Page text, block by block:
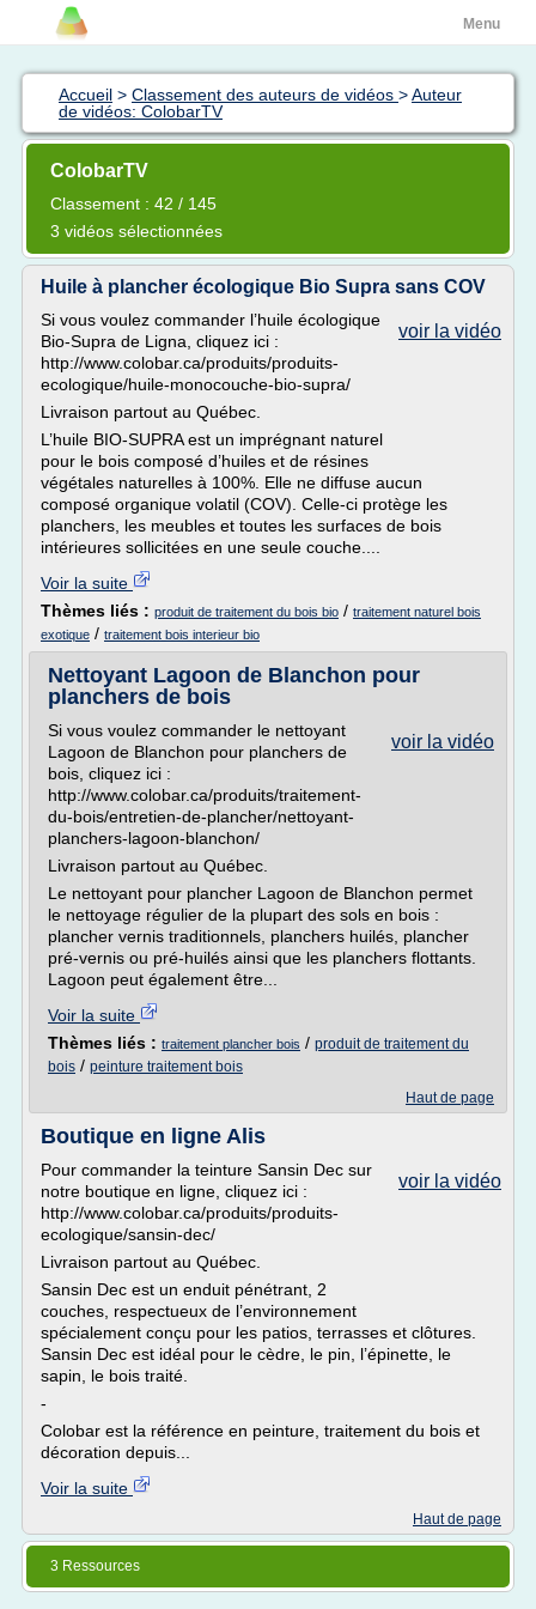
Menu
Accueil > Classement des auteurs de vidéos >Auteur
de vidéos: ColobarTV
ColobarTV
Classement : 42 / 145
3 vidéos sélectionnées
Huile à plancher écologique Bio Supra sans COV
voir la vidéo
Si vous voulez commander l’huile écologique
Bio-Supra de Ligna, cliquez ici :
http://www.colobar.ca/produits/produits-
ecologique/huile-monocouche-bio-supra/
Livraison partout au Québec.
L’huile BIO-SUPRA est un imprégnant naturel
pour le bois composé d’huiles et de résines
végétales naturelles à 100%. Elle ne diffuse aucun
composé organique volatil (COV). Celle-ci protège les
planchers, les meubles et toutes les surfaces de bois
intérieures sollicitées en une seule couche....
Voir la suite
Thèmes liés : produit de traitement du bois bio / traitement naturel bois
exotique / traitement bois interieur bio
Nettoyant Lagoon de Blanchon pour
planchers de bois
voir la vidéo
Si vous voulez commander le nettoyant
Lagoon de Blanchon pour planchers de
bois, cliquez ici :
http://www.colobar.ca/produits/traitement-
du-bois/entretien-de-plancher/nettoyant-
planchers-lagoon-blanchon/
Livraison partout au Québec.
Le nettoyant pour plancher Lagoon de Blanchon permet
le nettoyage régulier de la plupart des sols en bois :
plancher vernis traditionnels, planchers huilés, plancher
pré-vernis ou pré-huilés ainsi que les planchers flottants.
Lagoon peut également être...
Voir la suite
Thèmes liés : traitement plancher bois / produit de traitement du
bois / peinture traitement bois
Haut de page
Boutique en ligne Alis
voir la vidéo
Pour commander la teinture Sansin Dec sur
notre boutique en ligne, cliquez ici :
http://www.colobar.ca/produits/produits-
ecologique/sansin-dec/
Livraison partout au Québec.
Sansin Dec est un enduit pénétrant, 2
couches, respectueux de l’environnement
spécialement conçu pour les patios, terrasses et clôtures.
Sansin Dec est idéal pour le cèdre, le pin, l’épinette, le
sapin, le bois traité.
-
Colobar est la référence en peinture, traitement du bois et
décoration depuis...
Voir la suite
Haut de page
3 Ressources